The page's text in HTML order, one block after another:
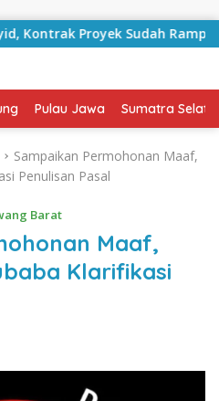
Proyek Sudah Rampung
Pulau Jawa Sumatra
Sampaikan Permohonan Maaf,
Penulisan Pasal
Barat
Maaf,
Klarifikasi